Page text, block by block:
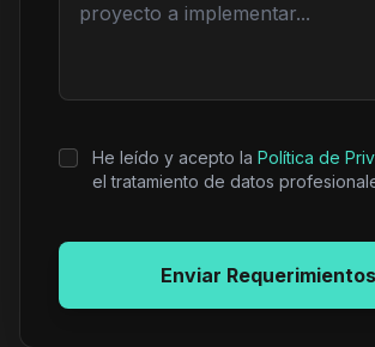
He leído y acepto la Política de
el tratamiento de datos
Enviar Requerimientos